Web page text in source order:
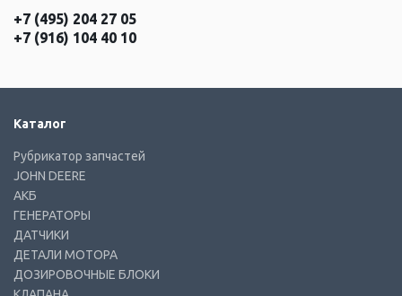
+7 (495) 204 27 05
+7 (916) 104 40 10
Каталог
Рубрикатор запчастей
JOHN DEERE
АКБ
ГЕНЕРАТОРЫ
ДАТЧИКИ
ДЕТАЛИ МОТОРА
ДОЗИРОВОЧНЫЕ БЛОКИ